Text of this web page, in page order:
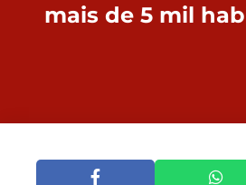
mais de 5 mil